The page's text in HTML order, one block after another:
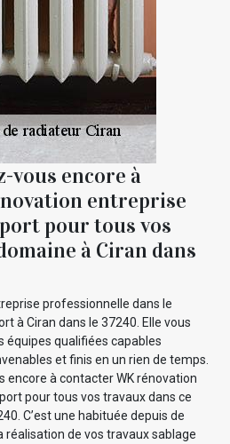
vous encore à
entreprise
pour tous vos
à Ciran dans
professionnelle dans le
à Ciran dans le 37240. Elle vous
équipes qualifiées capables
et finis en un rien de temps.
encore à contacter WK rénovation
pour tous vos travaux dans ce
C’est une habituée depuis de
réalisation de vos travaux sablage